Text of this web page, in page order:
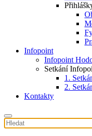
Infopoint
Infopoint
Setkání
1.
2.
Kontakty